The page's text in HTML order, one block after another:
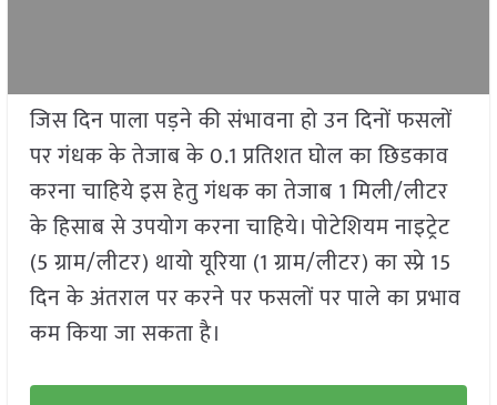
जिस दिन पाला पड़ने की संभावना हो उन दिनों फसलों
पर गंधक के तेजाब के 0.1 प्रतिशत घोल का छिडकाव
करना चाहिये इस हेतु गंधक का तेजाब 1 मिली/लीटर
के हिसाब से उपयोग करना चाहिये। पोटेशियम नाइट्रेट
(5 ग्राम/लीटर) थायो यूरिया (1 ग्राम/लीटर) का स्प्रे 15
दिन के अंतराल पर करने पर फसलों पर पाले का प्रभाव
कम किया जा सकता है।